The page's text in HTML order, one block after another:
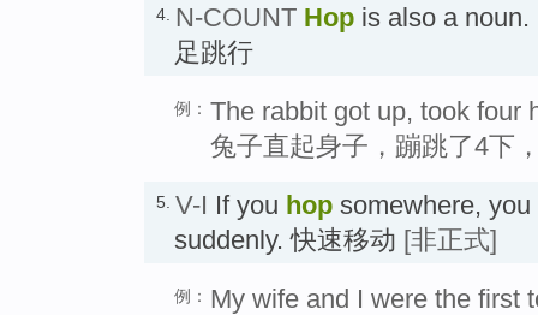
4. N-COUNT Hop is also a
足跳行
例： The rabbit got up, took four
兔子直起身子，蹦跳了4下
5. V-I If you hop somewhere,
suddenly. 快速移动 [非正式]
例： My wife and I were the first